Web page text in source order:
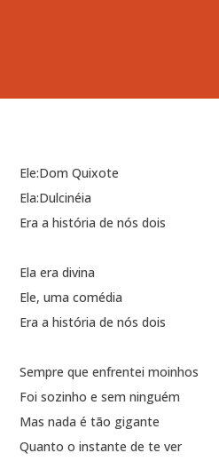
Ele:Dom Quixote
Ela:Dulcinéia
Era a história de nós dois
Ela era divina
Ele, uma comédia
Era a história de nós dois
Sempre que enfrentei moinhos
Foi sozinho e sem ninguém
Mas nada é tão gigante
Quanto o instante de te ver